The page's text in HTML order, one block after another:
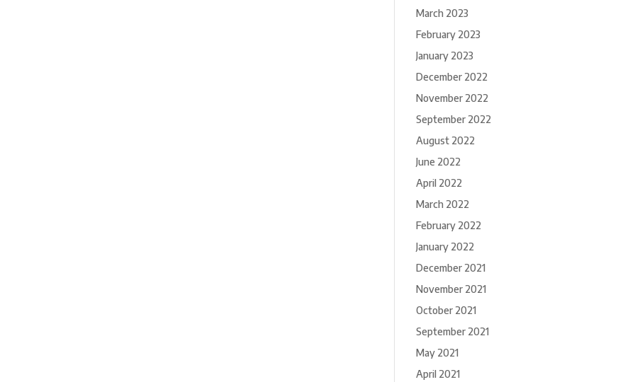
March 2023
February 2023
January 2023
December 2022
November 2022
September 2022
August 2022
June 2022
April 2022
March 2022
February 2022
January 2022
December 2021
November 2021
October 2021
September 2021
May 2021
April 2021